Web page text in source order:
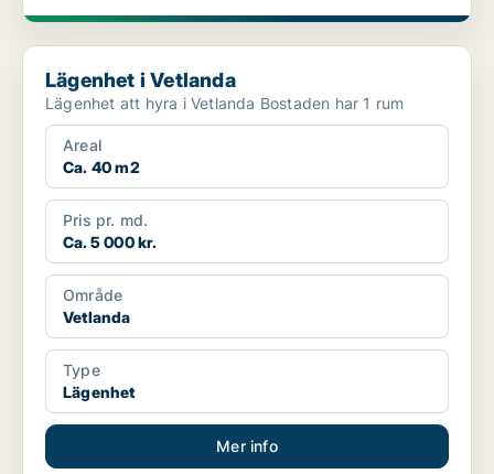
Lägenhet i Vetlanda
Lägenhet i Vetlanda
Lägenhet att hyra i Vetlanda Bostaden har 1 rum
Areal
Ca. 40 m2
Pris pr. md.
Ca. 5 000 kr.
Område
Vetlanda
Type
Lägenhet
Mer info